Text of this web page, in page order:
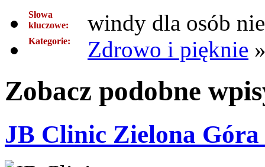
Słowa
kluczowe:
windy dla osób
Kategorie: Zdrowo i pięknie
Zobacz podobne
JB Clinic Zielona Góra